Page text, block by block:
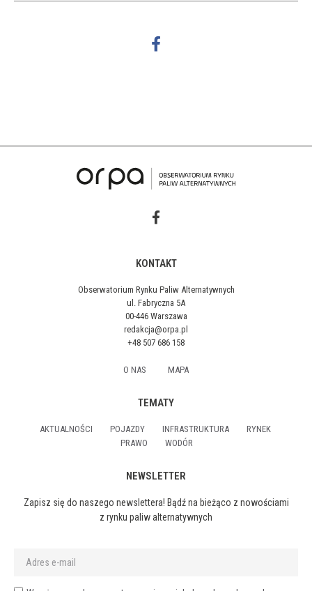
KONTAKT
Obserwatorium Rynku Paliw Alternatywnych
ul. Fabryczna 5A
00-446 Warszawa
redakcja@orpa.pl
+48 507 686 158
O NAS MAPA
TEMATY
AKTUALNOŚCI POJAZDY INFRASTRUKTURA
RYNEK
PRAWO
WODÓR
NEWSLETTER
Zapisz się do naszego newslettera! Bądź na bieżąco z nowościami
z rynku paliw alternatywnych